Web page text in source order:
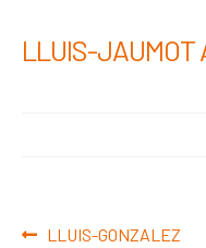
LLUIS-JAUMOT
Navegación
Anterior:
LLUIS-GONZALEZ